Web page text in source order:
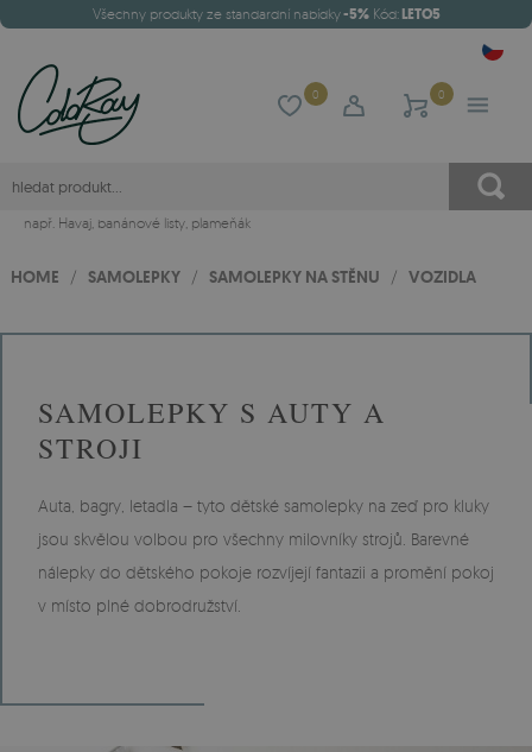
Všechny produkty ze standardní nabídky-5%Kód:LETO5
0 0
např. Havaj, banánové listy, plameňák
HOME / SAMOLEPKY / SAMOLEPKY NA STĚNU / VOZIDLA
SAMOLEPKY S AUTY A
STROJI
Auta, bagry, letadla – tyto dětské samolepky na zeď pro kluky
jsou skvělou volbou pro všechny milovníky strojů. Barevné
nálepky do dětského pokoje rozvíjejí fantazii a promění pokoj
v místo plné dobrodružství.